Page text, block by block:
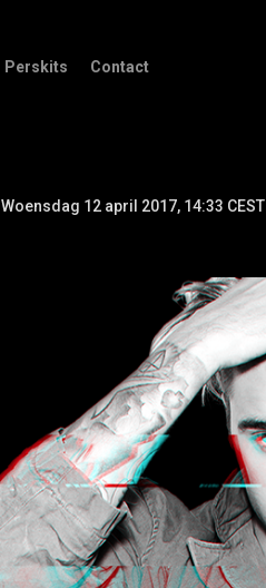
Perskits Contact
Woensdag 12 april 2017, 14:33 CEST